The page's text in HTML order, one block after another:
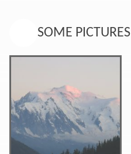
SOME PICTURES